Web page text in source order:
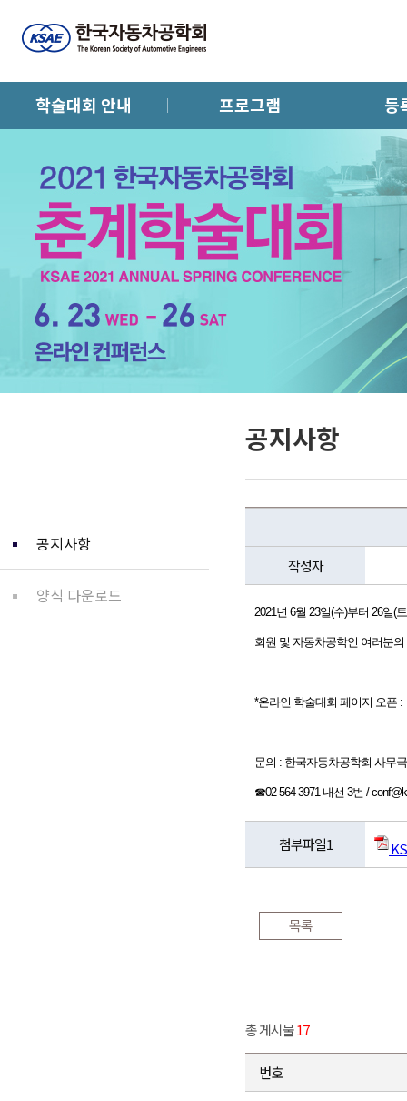
학술대회 안내 프로그램 등
공지사항
공지사항
양식 다운로드
작성자
2021년 6월 23일(수)부터 26일(
회원 및 자동차공학인 여러분
*온라인 학술대회 페이지 오픈 :
문의 : 한국자동차공학회 사무국
☎02-564-3971 내선 3번 /
첨부파일1
목록
총 게시물17
번호